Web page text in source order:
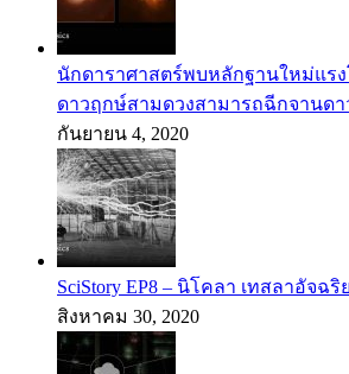
นักดาราศาสตร์พบหลักฐานใหม่แร
ดาวฤกษ์สามดวงสามารถฉีกจานดา
กันยายน 4, 2020
SciStory EP8 – นิโคลา เทสลาอัจ
สิงหาคม 30, 2020